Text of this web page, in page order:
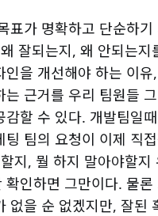
표가 명확하고 단순하기
잘되는지, 왜 안되는지
인을 개선해야 하는 이유
는 근거를 우리 팀원들
감할 수 있다. 개발팀일
팅 팀의 요청이 이제 직
지, 뭘 하지 말아야할지
확인하면 그만이다. 물론
없을 순 없겠지만, 잘된